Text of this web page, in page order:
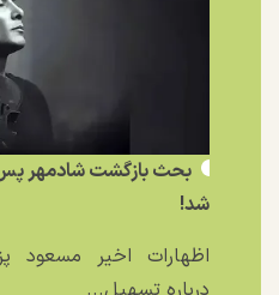
بحث بازگشت شادمهر پس
شد!
اظهارات اخیر مسعود